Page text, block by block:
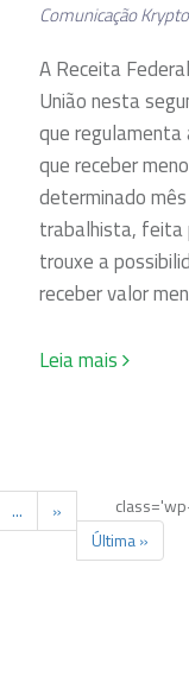
Comunicação
A Receita
União nesta
que
que receber
determinado
trabalhista, feita
trouxe a
receber valor
Leia mais
...
»
Última »